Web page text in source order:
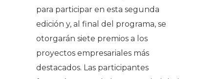
para participar en esta segunda
edición y, al final del programa, se
otorgarán siete premios a los
proyectos empresariales más
destacados. Las participantes